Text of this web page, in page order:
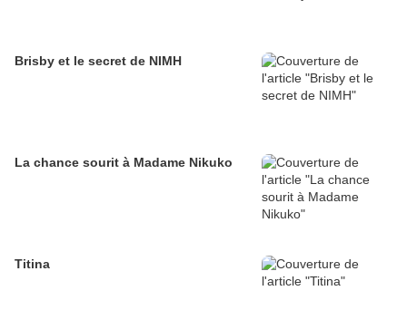
Brisby et le secret de NIMH
La chance sourit à Madame Nikuko
Titina